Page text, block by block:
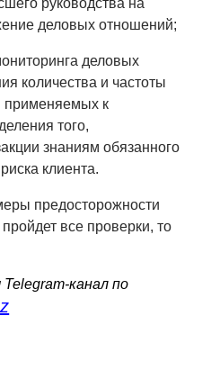
деловых отношений;
деловых
количества и частоты
применяемых к
того,
знаниям обязанного
клиента.
предосторожности
все проверки, то
канал по